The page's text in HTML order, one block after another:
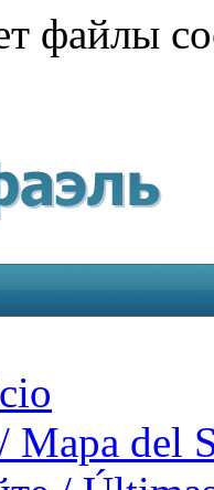
файлы
Mapa del